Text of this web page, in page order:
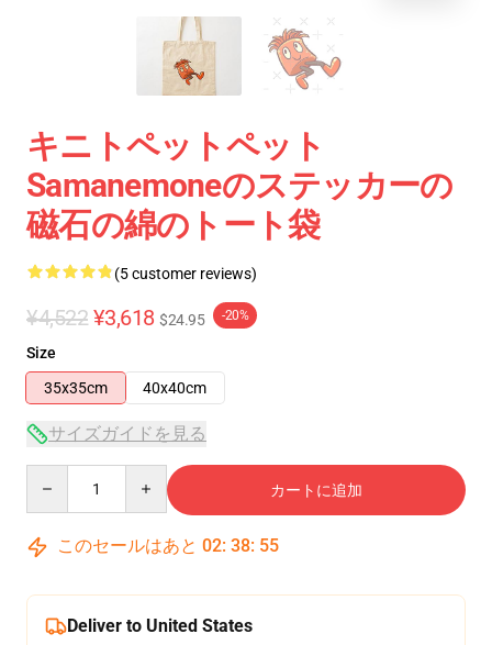
キニトペットペット
Samanemoneのステッカーの
磁石の綿のトート袋
(5 customer reviews)
¥4,522 ¥3,618 $24.95 -20%
Size
35x35cm
40x40cm
サイズガイドを見る
カートに追加
このセールはあと 02: 38: 54
Deliver to United States